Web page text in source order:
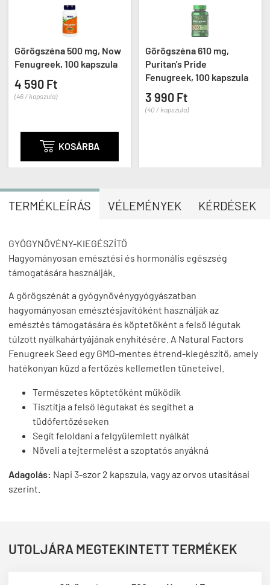
Görögszéna 500 mg, Now
Fenugreek, 100 kapszula
4 590 Ft
(46 / kapszula)
 KOSÁRBA
Görögszéna 610 mg,
Puritan's Pride
Fenugreek, 100 kapszula
3 990 Ft
(40 / kapszula)
TERMÉKLEÍRÁS VÉLEMÉNYEK KÉRDÉSEK
GYÓGYNÖVÉNY-KIEGÉSZÍTŐ
Hagyományosan emésztési és hormonális egészség
támogatására használják.
A görögszénát a gyógynövénygyógyászatban
hagyományosan emésztésjavítóként használják az
emésztés támogatására és köptetőként a felső légutak
túlzott nyálkahártyájának enyhítésére. A Natural Factors
Fenugreek Seed egy GMO-mentes étrend-kiegészítő, amely
hatékonyan küzd a fertőzés kellemetlen tüneteivel.
Természetes köptetőként működik
Tisztítja a felső légutakat és segíthet a
tüdőfertőzéseken
Segít feloldani a felgyülemlett nyálkát
Növeli a tejtermelést a szoptatós anyákná
Adagolás: Napi 3-szor 2 kapszula, vagy az orvos utasításai
szerint.
UTOLJÁRA MEGTEKINTETT TERMÉKEK